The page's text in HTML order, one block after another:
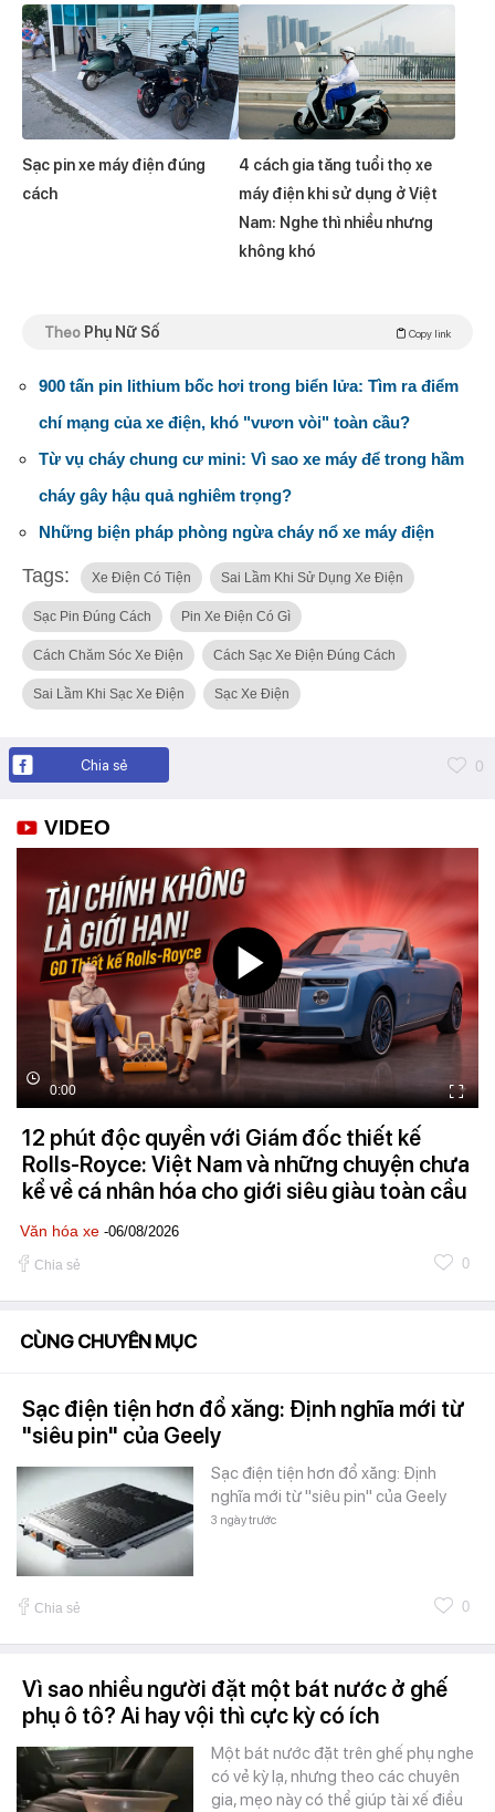
Sạc pin xe máy điện đúng
cách
4 cách gia tăng tuổi thọ xe
máy điện khi sử dụng ở Việt
Nam: Nghe thì nhiều nhưng
không khó
Theo Phụ Nữ Số Copy link
900 tấn pin lithium bốc hơi trong biển lửa: Tìm ra điểm
chí mạng của xe điện, khó "vươn vòi" toàn cầu?
Từ vụ cháy chung cư mini: Vì sao xe máy để trong hầm
cháy gây hậu quả nghiêm trọng?
Những biện pháp phòng ngừa cháy nổ xe máy điện
Tags: Xe Điện Có Tiện Sai Lầm Khi Sử Dụng Xe Điện
Sạc Pin Đúng Cách Pin Xe Điện Có Gì
Cách Chăm Sóc Xe Điện Cách Sạc Xe Điện Đúng Cách
Sai Lầm Khi Sạc Xe Điện Sạc Xe Điện
Chia sẻ 0
VIDEO
0:00
12 phút độc quyền với Giám đốc thiết kế
Rolls-Royce: Việt Nam và những chuyện chưa
kể về cá nhân hóa cho giới siêu giàu toàn cầu
Văn hóa xe -06/08/2026
Chia sẻ 0
CÙNG CHUYÊN MỤC
Sạc điện tiện hơn đổ xăng: Định nghĩa mới từ
"siêu pin" của Geely
Sạc điện tiện hơn đổ xăng: Định
nghĩa mới từ "siêu pin" của Geely
3 ngày trước
Chia sẻ 0
Vì sao nhiều người đặt một bát nước ở ghế
phụ ô tô? Ai hay vội thì cực kỳ có ích
Một bát nước đặt trên ghế phụ nghe
có vẻ kỳ lạ, nhưng theo các chuyên
gia, mẹo này có thể giúp tài xế điều